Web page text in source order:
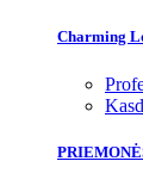
Charming